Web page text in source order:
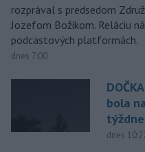
rozprával s predsedom
Jozefom Božikom. Reláciu
podcastových platformách.
dnes 7:00
bola
týždne
dnes